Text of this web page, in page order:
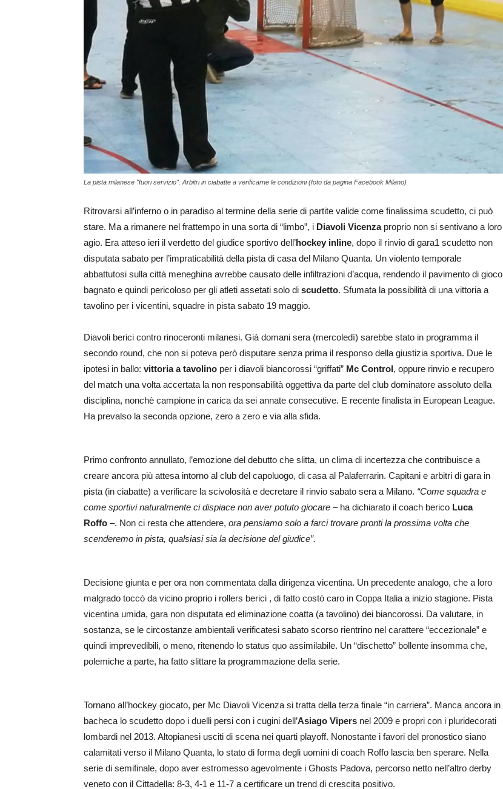
La pista milanese "fuori servizio". Arbitri in ciabatte a verificarne le condizioni (foto da pagina Facebook Milano)
Ritrovarsi all’inferno o in paradiso al termine della serie di partite valide come finalissima scudetto, ci può
stare. Ma a rimanere nel frattempo in una sorta di “limbo”, i Diavoli Vicenzaproprio non si sentivano a loro
agio. Era atteso ieri il verdetto del giudice sportivo dell’hockey inline, dopo il rinvio di gara1 scudetto non
disputata sabato per l’impraticabilità della pista di casa del Milano Quanta. Un violento temporale
abbattutosi sulla città meneghina avrebbe causato delle infiltrazioni d’acqua, rendendo il pavimento di gioco
bagnato e quindi pericoloso per gli atleti assetati solo di scudetto. Sfumata la possibilità di una vittoria a
tavolino per i vicentini, squadre in pista sabato 19 maggio.
Diavoli berici contro rinoceronti milanesi. Già domani sera (mercoledì) sarebbe stato in programma il
secondo round, che non si poteva però disputare senza prima il responso della giustizia sportiva. Due le
ipotesi in ballo: vittoria a tavolino per i diavoli biancorossi “griffati” Mc Control, oppure rinvio e recupero
del match una volta accertata la non responsabilità oggettiva da parte del club dominatore assoluto della
disciplina, nonchè campione in carica da sei annate consecutive. E recente finalista in European League.
Ha prevalso la seconda opzione, zero a zero e via alla sfida.
Primo confronto annullato, l’emozione del debutto che slitta, un clima di incertezza che contribuisce a
creare ancora più attesa intorno al club del capoluogo, di casa al Palaferrarin. Capitani e arbitri di gara in
pista (in ciabatte) a verificare la scivolosità e decretare il rinvio sabato sera a Milano. “Come squadra e
come sportivi naturalmente ci dispiace non aver potuto giocare – ha dichiarato il coach berico Luca
Roffo –. Non ci resta che attendere, ora pensiamo solo a farci trovare pronti la prossima volta che
scenderemo in pista, qualsiasi sia la decisione del giudice”.
Decisione giunta e per ora non commentata dalla dirigenza vicentina. Un precedente analogo, che a loro
malgrado toccò da vicino proprio i rollers berici , di fatto costò caro in Coppa Italia a inizio stagione. Pista
vicentina umida, gara non disputata ed eliminazione coatta (a tavolino) dei biancorossi. Da valutare, in
sostanza, se le circostanze ambientali verificatesi sabato scorso rientrino nel carattere “eccezionale” e
quindi imprevedibili, o meno, ritenendo lo status quo assimilabile. Un “dischetto” bollente insomma che,
polemiche a parte, ha fatto slittare la programmazione della serie.
Tornano all’hockey giocato, per Mc Diavoli Vicenza si tratta della terza finale “in carriera”. Manca ancora in
bacheca lo scudetto dopo i duelli persi con i cugini dell’Asiago Vipers nel 2009 e propri con i pluridecorati
lombardi nel 2013. Altopianesi usciti di scena nei quarti playoff. Nonostante i favori del pronostico siano
calamitati verso il Milano Quanta, lo stato di forma degli uomini di coach Roffo lascia ben sperare. Nella
serie di semifinale, dopo aver estromesso agevolmente i Ghosts Padova, percorso netto nell’altro derby
veneto con il Cittadella: 8-3, 4-1 e 11-7 a certificare un trend di crescita positivo.